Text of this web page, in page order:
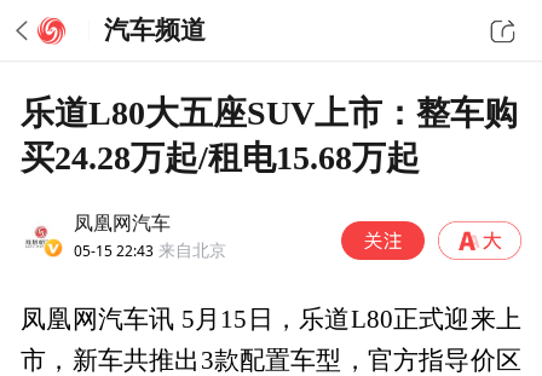
汽车频道
乐道L80大五座SUV上市：整车购
买24.28万起/租电15.68万起
凤凰网汽车
05-15 22:43 来自北京
凤凰网汽车讯 5月15日，乐道L80正式迎来上
市，新车共推出3款配置车型，官方指导价区